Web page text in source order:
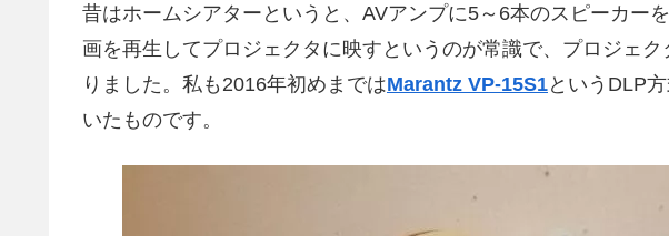
昔はホームシアターというと、AVアンプに5～6本のスピーカー
画を再生してプロジェクタに映すというのが常識で、プロジェ
りました。私も2016年初めまではMarantz VP-15S1というDLP
いたものです。